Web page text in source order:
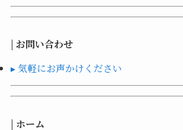
| お問い合わせ
▸ 気軽にお声かけください
| ホーム